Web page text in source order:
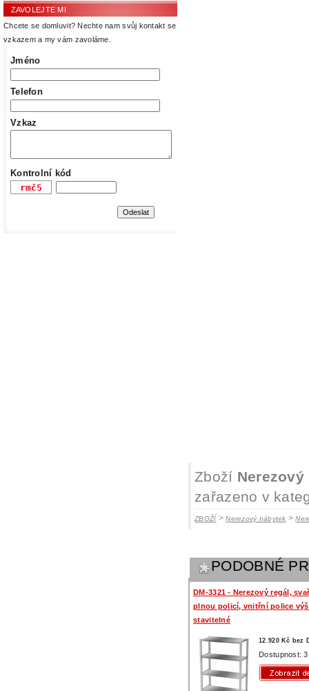
ZAVOLEJTE MI
Chcete se domluvit? Nechte nam svůj kontakt se
vzkazem a my vám zavoláme.
Jméno
Telefon
Vzkaz
Kontrolní kód
Zboží
zařazeno v
ZBOŽÍ>Nerezový nábytek >
PODOBNÉ
DM-3321 - Nerezový regál,
plnou policí, vnitřní police
stavitelné
12.920 Kč bez
Dostupnost: